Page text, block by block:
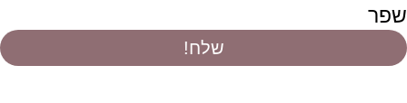
שפר
שלח!